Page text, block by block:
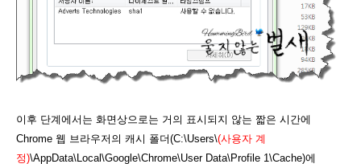
이후 단계에서는 화면상으로는 거의 표시되지 않는 짧은 시간에
Chrome 웹 브라우저의 캐시 폴더(C:\Users\(사용자 계
정)\AppData\Local\Google\Chrome\User Data\Profile 1\Cache)에